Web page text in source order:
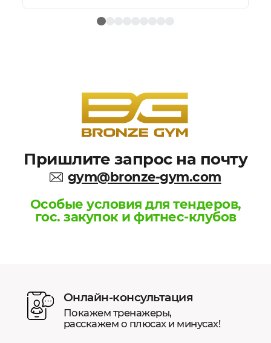
Пришлите запрос на почту
gym@bronze-gym.com
Особые условия для тендеров,
гос. закупок и фитнес-клубов
Онлайн-консультация
Покажем тренажеры,
расскажем о плюсах и минусах!